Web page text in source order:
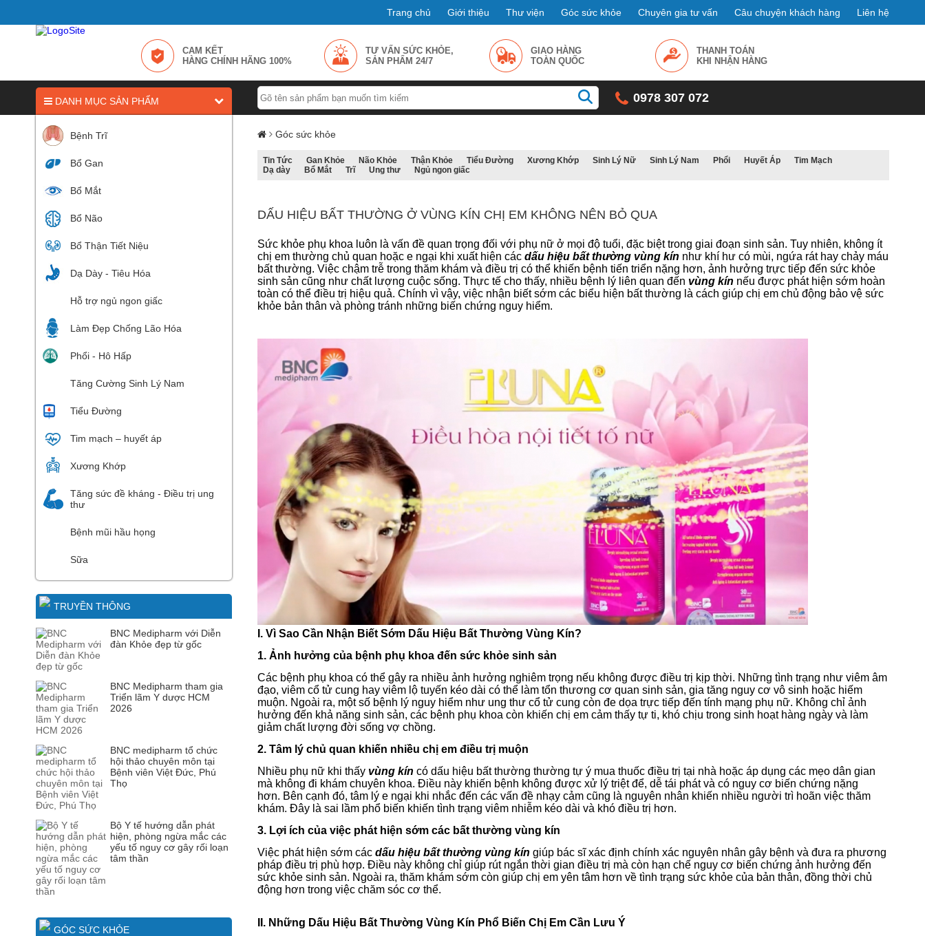
Trang chủ Giới thiệu Thư viện Góc sức khỏe Chuyên gia tư vấn Câu chuyện khách hàng Liên hệ
CAM KẾT
HÀNG CHÍNH HÃNG 100%
TƯ VẤN SỨC KHỎE,
SẢN PHẨM 24/7
GIAO HÀNG
TOÀN QUỐC
THANH TOÁN
KHI NHẬN HÀNG
0978 307 072
DANH MỤC SẢN PHẨM
Bệnh Trĩ
Bổ Gan
Bổ Mắt
Bổ Não
Bổ Thận Tiết Niệu
Dạ Dày - Tiêu Hóa
Hỗ trợ ngủ ngon giấc
Làm Đẹp Chống Lão Hóa
Phổi - Hô Hấp
Tăng Cường Sinh Lý Nam
Tiểu Đường
Tim mạch – huyết áp
Xương Khớp
Tăng sức đề kháng - Điều trị ung
thư
Bệnh mũi hầu họng
Sữa
TRUYỀN THÔNG
BNC Medipharm với Diễn
đàn Khỏe đẹp từ gốc
BNC Medipharm tham gia
Triển lãm Y dược HCM
2026
BNC medipharm tổ chức
hội thảo chuyên môn tại
Bệnh viên Việt Đức, Phú
Thọ
Bộ Y tế hướng dẫn phát
hiện, phòng ngừa mắc các
yếu tố nguy cơ gây rối loạn
tâm thần
GÓC SỨC KHỎE
Góc sức khỏe
Tin Tức Gan Khỏe Não Khỏe Thận Khỏe Tiểu Đường Xương Khớp Sinh Lý Nữ Sinh Lý Nam Phổi Huyết Áp
Tim Mạch
Dạ dày
Bổ Mắt Trĩ Ung thư Ngủ ngon giấc
DẤU HIỆU BẤT THƯỜNG Ở VÙNG KÍN CHỊ EM KHÔNG NÊN BỎ QUA
Sức khỏe phụ khoa luôn là vấn đề quan trọng đối với phụ nữ ở mọi độ tuổi, đặc biệt trong giai đoạn sinh sản. Tuy nhiên, không ít
chị em thường chủ quan hoặc e ngại khi xuất hiện cácdấu hiệu bất thường vùng kín như khí hư có mùi, ngứa rát hay chảy máu
bất thường. Việc chậm trễ trong thăm khám và điều trị có thể khiến bệnh tiến triển nặng hơn, ảnh hưởng trực tiếp đến sức khỏe
sinh sản cũng như chất lượng cuộc sống.Thực tế cho thấy, nhiều bệnh lý liên quan đến vùng kín nếu được phát hiện sớm hoàn
toàn có thể điều trị hiệu quả. Chính vì vậy, việc nhận biết sớm các biểu hiện bất thường là cách giúp chị em chủ động bảo vệ sức
khỏe bản thân và phòng tránh những biến chứng nguy hiểm.
I. Vì Sao Cần Nhận Biết Sớm Dấu Hiệu Bất Thường Vùng Kín?
1. Ảnh hưởng của bệnh phụ khoa đến sức khỏe sinh sản
Các bệnh phụ khoa có thể gây ra nhiều ảnh hưởng nghiêm trọng nếu không được điều trị kịp thời. Những tình trạng như viêm âm
đạo, viêm cổ tử cung hay viêm lộ tuyến kéo dài có thể làm tổn thương cơ quan sinh sản, gia tăng nguy cơ vô sinh hoặc hiếm
muộn. Ngoài ra, một số bệnh lý nguy hiểm như ung thư cổ tử cung còn đe dọa trực tiếp đến tính mạng phụ nữ. Không chỉ ảnh
hưởng đến khả năng sinh sản, các bệnh phụ khoa còn khiến chị em cảm thấy tự ti, khó chịu trong sinh hoạt hàng ngày và làm
giảm chất lượng đời sống vợ chồng.
2. Tâm lý chủ quan khiến nhiều chị em điều trị muộn
Nhiều phụ nữ khi thấy vùng kín có dấu hiệu bất thường thường tự ý mua thuốc điều trị tại nhà hoặc áp dụng các mẹo dân gian
mà không đi khám chuyên khoa. Điều này khiến bệnh không được xử lý triệt để, dễ tái phát và có nguy cơ biến chứng nặng
hơn. Bên cạnh đó, tâm lý e ngại khi nhắc đến các vấn đề nhạy cảm cũng là nguyên nhân khiến nhiều người trì hoãn việc thăm
khám. Đây là sai lầm phổ biến khiến tình trạng viêm nhiễm kéo dài và khó điều trị hơn.
3. Lợi ích của việc phát hiện sớm các bất thường vùng kín
Việc phát hiện sớm cácdấu hiệu bất thường vùng kín giúp bác sĩ xác định chính xác nguyên nhân gây bệnh và đưa ra phương
pháp điều trị phù hợp. Điều này không chỉ giúp rút ngắn thời gian điều trị mà còn hạn chế nguy cơ biến chứng ảnh hưởng đến
sức khỏe sinh sản. Ngoài ra, thăm khám sớm còn giúp chị em yên tâm hơn về tình trạng sức khỏe của bản thân, đồng thời chủ
động hơn trong việc chăm sóc cơ thể.
II. Những Dấu Hiệu Bất Thường Vùng Kín Phổ Biến Chị Em Cần Lưu Ý